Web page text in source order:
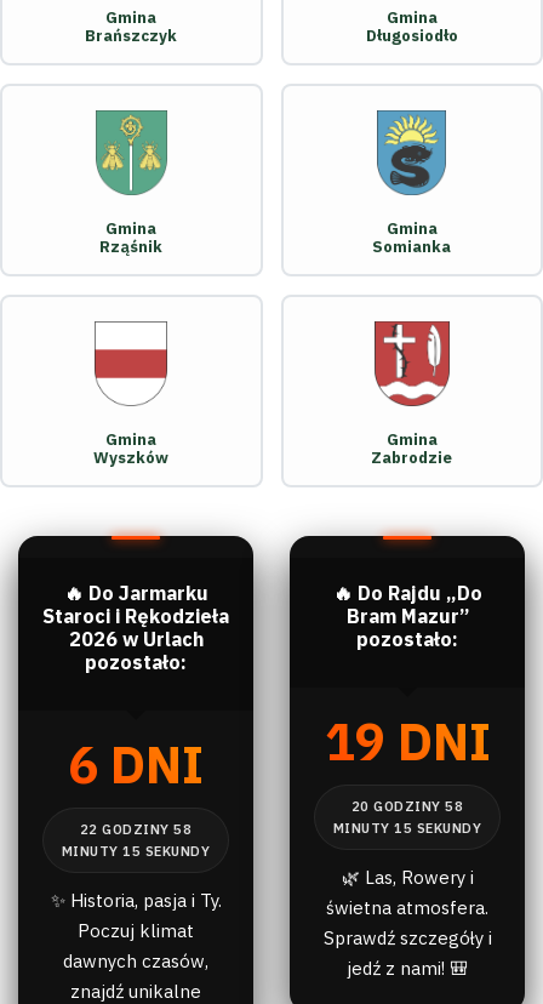
Gmina
Brańszczyk
Gmina
Długosiodło
Gmina
Rząśnik
Gmina
Somianka
Gmina
Wyszków
Gmina
Zabrodzie
🔥 Do Jarmarku
Staroci i Rękodzieła
2026 w Urlach
pozostało:
6 DNI
✨ Historia, pasja i Ty.
Poczuj klimat
dawnych czasów,
znajdź unikalne
🔥 Do Rajdu „Do
Bram Mazur”
pozostało:
19 DNI
🌿 Las, Rowery i
świetna atmosfera.
Sprawdź szczegóły i
jedź z nami! 🎒